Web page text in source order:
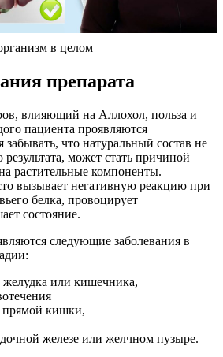
в целом
препарата
влияющий на Аллохол, польза и
пациента проявляются
что натуральный состав не
может стать причиной
растительные компоненты.
вызывает негативную реакцию при
белка, провоцирует
состояние.
следующие заболевания в
желудка или кишечника,
прямой кишки,
железе или желчном пузыре.